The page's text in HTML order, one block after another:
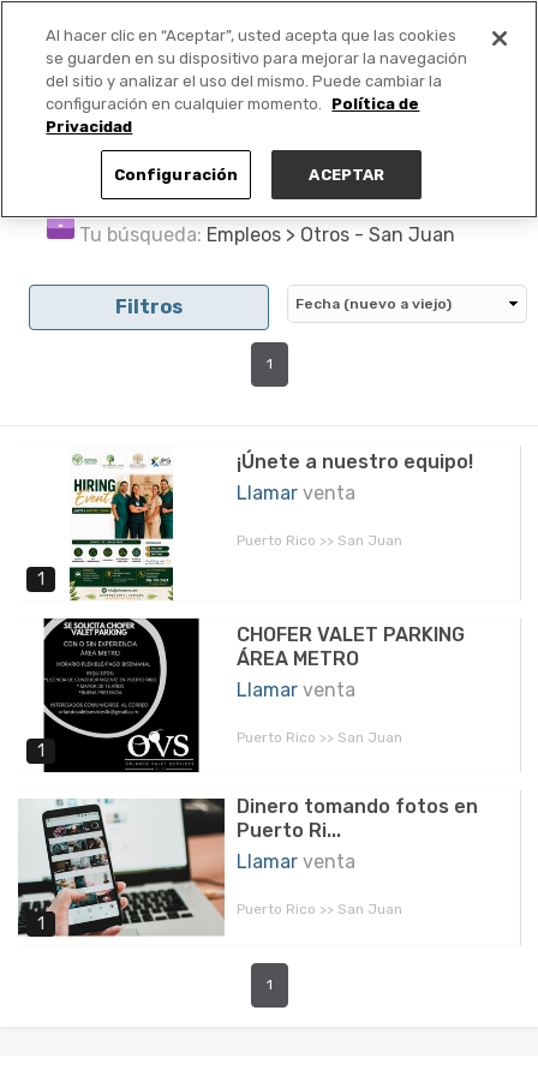
PUBLICA GRATIS +
Tu búsqueda: Empleos > Otros - San Juan
Filtros
1
1
¡Únete a nuestro equipo!
Llamar venta
Puerto Rico >> San Juan
1
CHOFER VALET PARKING
ÁREA METRO
Llamar venta
Puerto Rico >> San Juan
1
Dinero tomando fotos en
Puerto Ri...
Llamar venta
Puerto Rico >> San Juan
1
Al hacer clic en “Aceptar”, usted acepta que las cookies
se guarden en su dispositivo para mejorar la navegación
del sitio y analizar el uso del mismo. Puede cambiar la
configuración en cualquier momento.
Política de
Privacidad
Configuración ACEPTAR